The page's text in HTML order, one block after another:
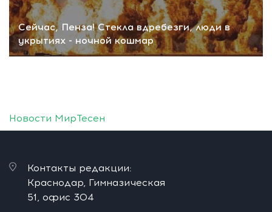
Сейчас, Пенза! Стекла вдребезги, люди в
укрытиях - ночной кошмар
Новости МирТесен
Контакты редакции:
Краснодар, Гимназическая
51, офис 304